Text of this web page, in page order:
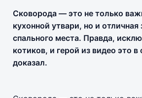
Сковорода — это не только
кухонной утвари, но и отличная
спального места. Правда,
котиков, и герой из видео это в
доказал.